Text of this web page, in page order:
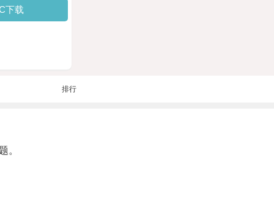
下载
排行
。